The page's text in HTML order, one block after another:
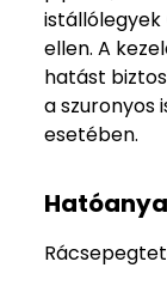
ellen. A
hatást
a szuronyos
esetében.